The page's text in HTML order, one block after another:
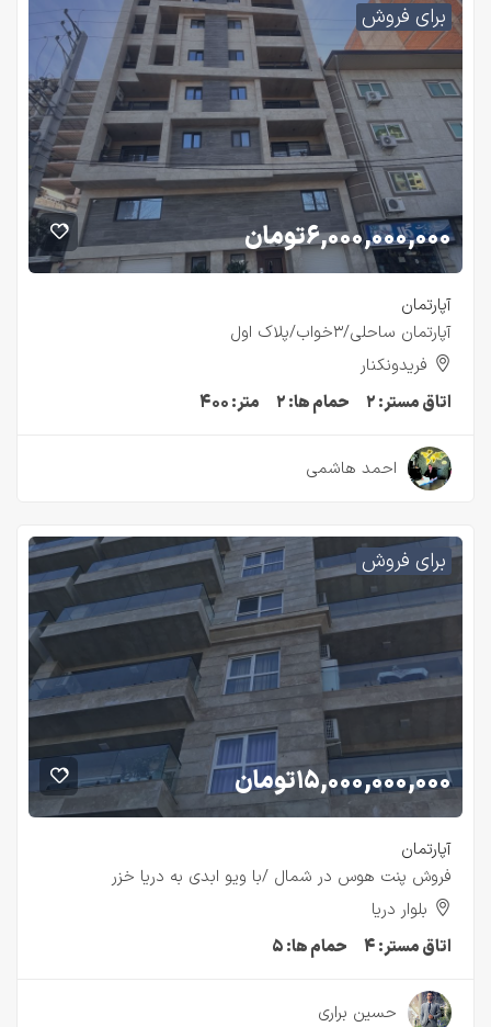
برای فروش
۶,۰۰۰,۰۰۰,۰۰۰تومان
آپارتمان
آپارتمان ساحلی/۳خواب/پلاک اول
فریدونکنار
اتاق مستر:۲ حمام ها:۲ متر:۴۰۰
احمد هاشمی
برای فروش
۱۵,۰۰۰,۰۰۰,۰۰۰تومان
آپارتمان
فروش پنت هوس در شمال /با ويو ابدي به دريا خزر
بلوار دريا
اتاق مستر:۴ حمام ها:۵
حسین براری